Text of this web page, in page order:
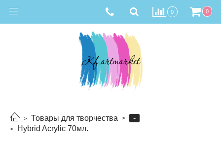
0 0
Товары для творчества
-
Hybrid Acrylic 70мл.